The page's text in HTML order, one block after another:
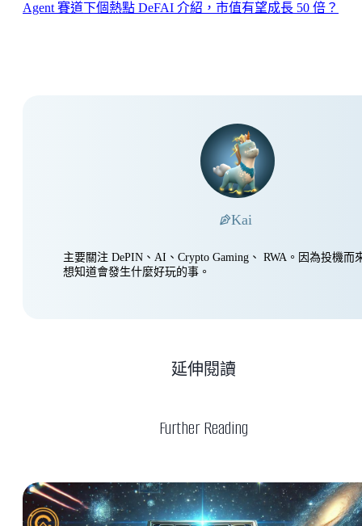
Agent 賽道下個熱點 DeFAI 介紹，市值有望成長 50 倍？
Kai
主要關注 DePIN、AI、Crypto Gaming、 RWA。因為投機而
想知道會發生什麼好玩的事。
Further Reading
延伸閱讀